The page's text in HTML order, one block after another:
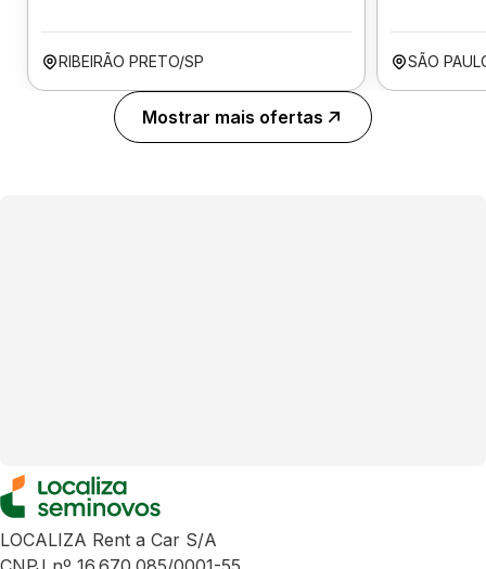
RIBEIRÃO PRETO/SP SÃO
Mostrar mais ofertas
LOCALIZA Rent a Car S/A